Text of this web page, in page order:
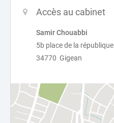
Accès au cabinet
Samir Chouabbi
5b place de la république
34770 Gigean